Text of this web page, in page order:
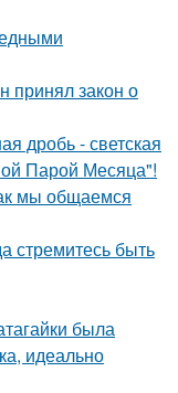
принял закон о
дробь - светская
Парой Месяца"!
мы общаемся
стремитесь быть
была
идеально